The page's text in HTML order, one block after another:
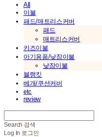
All
이불
패드/매트리스커버
패드
매트리스커버
키즈이불
아기용품/낮잠이불
낮잠이불
블랭킷
베개/쿠션커버
etc
review
Search 검색
Log In 로그인